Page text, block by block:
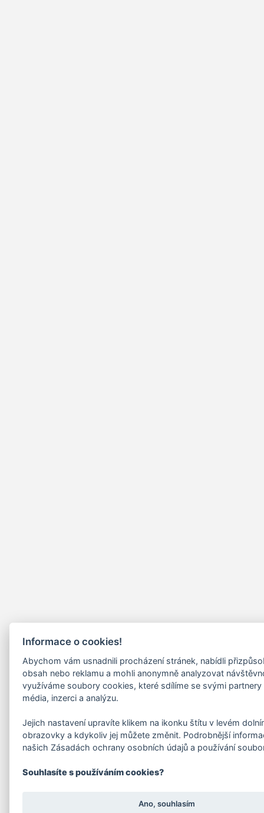
Informace o cookies!
Abychom vám usnadnili procházení stránek, nabídli
obsah nebo reklamu a mohli anonymně analyzovat
využíváme soubory cookies, které sdílíme se svými
média, inzerci a analýzu.
Jejich nastavení upravíte klikem na ikonku štítu v levém
obrazovky a kdykoliv jej můžete změnit. Podrobnější
našich Zásadách ochrany osobních údajů a používání
Souhlasíte s používáním cookies?
Ano, souhlasím